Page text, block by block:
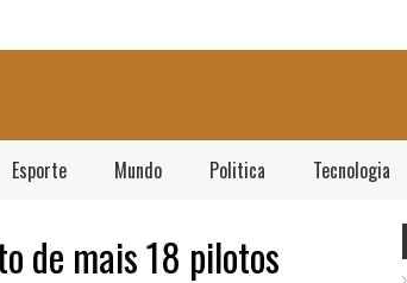
Esporte Mundo Politica Tecnologia
de mais 18 pilotos